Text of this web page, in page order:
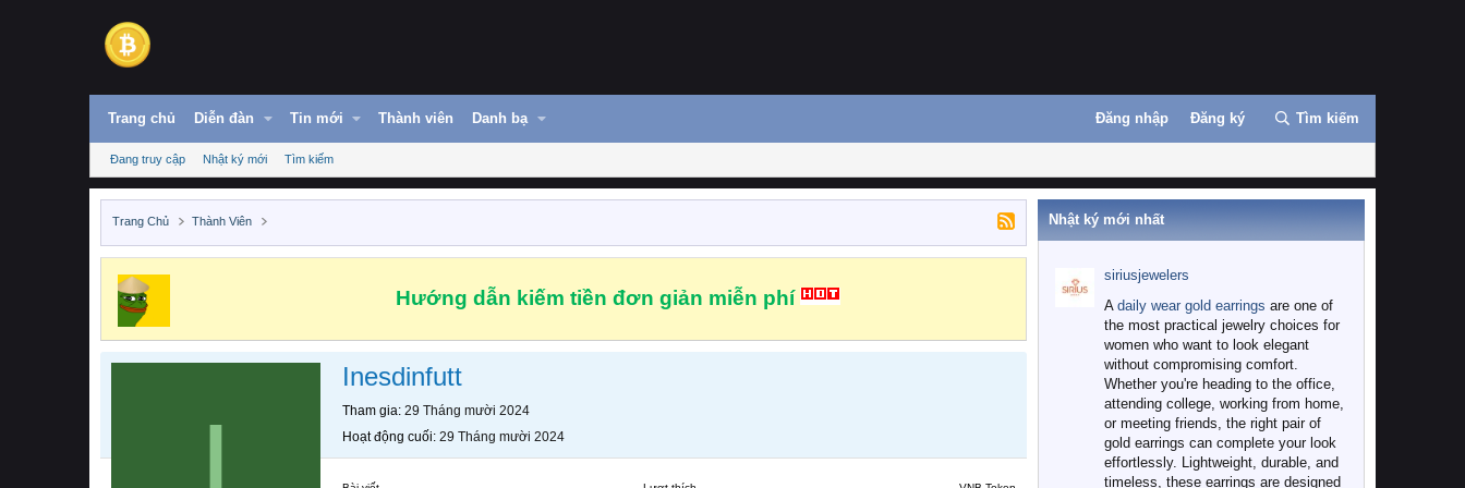
Trang chủ Diễn đàn Tin mới Thành viên Danh bạ Đăng nhập Đăng ký Tìm kiếm
Đang truy cập Nhật ký mới Tìm kiếm
Trang Chủ Thành Viên
Hướng dẫn kiếm tiền đơn giản miễn phí
Inesdinfutt
Tham gia 29 Tháng mười 2024
Hoạt động cuối 29 Tháng mười 2024
Nhật ký mới nhất
siriusjewelers
A daily wear gold earrings are one of
the most practical jewelry choices for
women who want to look elegant
without compromising comfort.
Whether you're heading to the office,
attending college, working from home,
or meeting friends, the right pair of
gold earrings can complete your look
effortlessly. Lightweight, durable, and
timeless, these earrings are designed